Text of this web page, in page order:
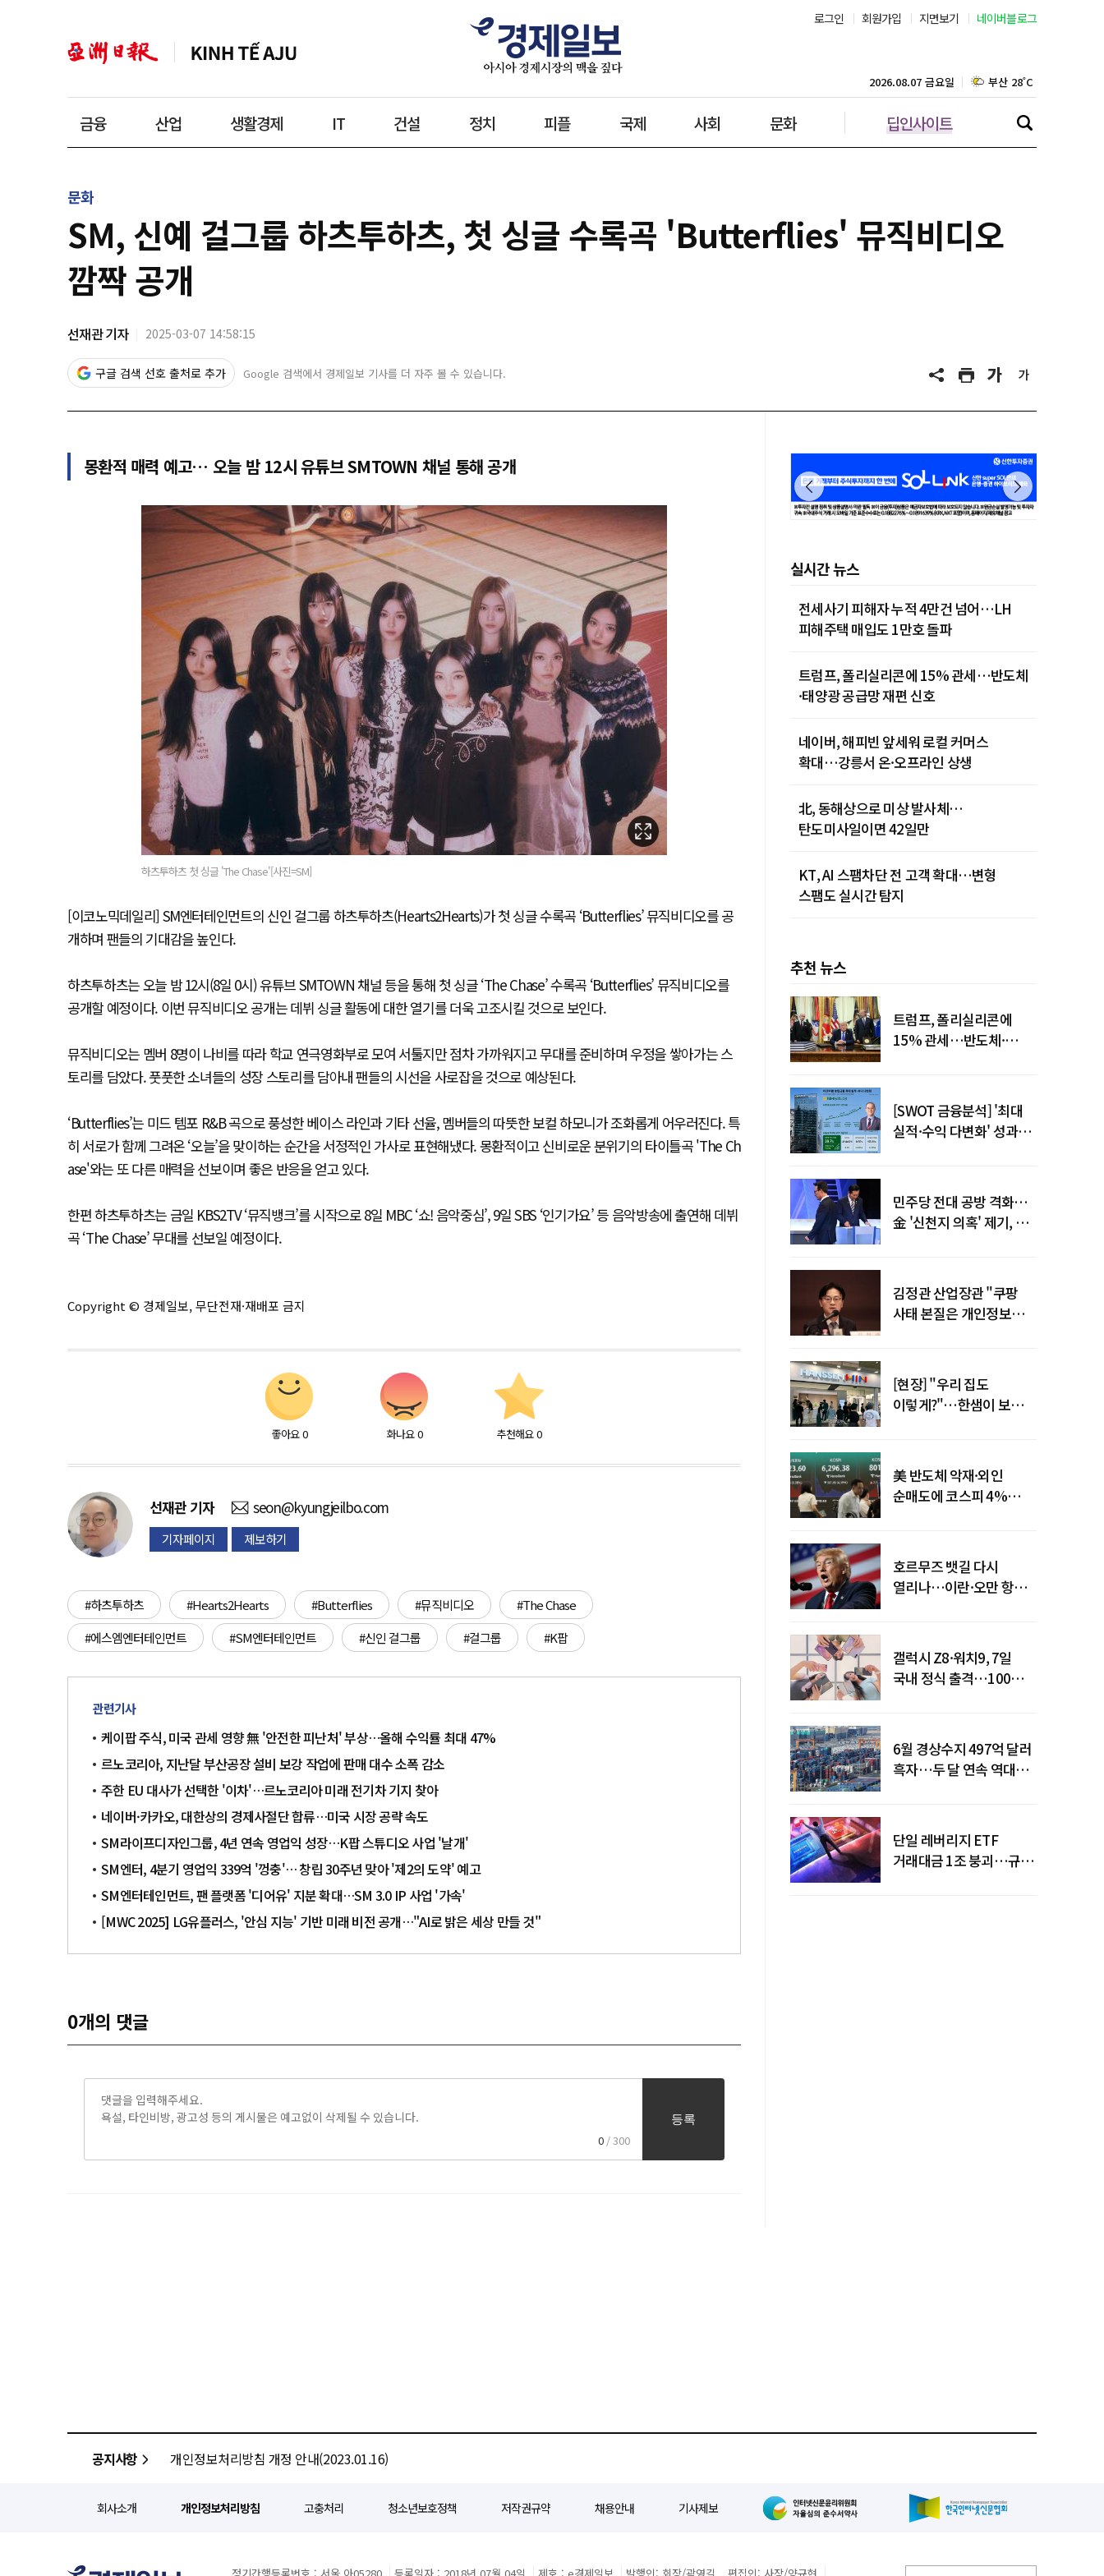
로그인 회원가입 지면보기 네이버블로그
금융 산업 생활경제 IT 건설 정치 피플 국제 사회 문화 딥인사이트
2026.08.07 금요일 대구 28˚C
인천 28˚C
울산 27˚C
문화
SM, 신예 걸그룹 하츠투하츠, 첫 싱글 수록곡 'Butterflies' 뮤직비디오
깜짝 공개
선재관 기자 2025-03-07 14:58:15
구글 검색 선호 출처로 추가 Google 검색에서 경제일보 기사를 더 자주 볼 수 있습니다.
몽환적 매력 예고… 오늘 밤 12시 유튜브 SMTOWN 채널 통해 공개
하츠투하츠 첫 싱글 'The Chase'[사진=SM]
[이코노믹데일리] SM엔터테인먼트의 신인 걸그룹 하츠투하츠(Hearts2Hearts)가 첫 싱글 수록곡 ‘Butterflies’ 뮤직비디오를 공
개하며 팬들의 기대감을 높인다.
하츠투하츠는 오늘 밤 12시(8일 0시) 유튜브 SMTOWN 채널 등을 통해 첫 싱글 ‘The Chase’ 수록곡 ‘Butterflies’ 뮤직비디오를
공개할 예정이다. 이번 뮤직비디오 공개는 데뷔 싱글 활동에 대한 열기를 더욱 고조시킬 것으로 보인다.
뮤직비디오는 멤버 8명이 나비를 따라 학교 연극영화부로 모여 서툴지만 점차 가까워지고 무대를 준비하며 우정을 쌓아가는 스
토리를 담았다. 풋풋한 소녀들의 성장 스토리를 담아내 팬들의 시선을 사로잡을 것으로 예상된다.
‘Butterflies’는 미드 템포 R&B 곡으로 풍성한 베이스 라인과 기타 선율, 멤버들의 따뜻한 보컬 하모니가 조화롭게 어우러진다. 특
히 서로가 함께 그려온 ‘오늘’을 맞이하는 순간을 서정적인 가사로 표현해냈다. 몽환적이고 신비로운 분위기의 타이틀곡 'The Ch
ase'와는 또 다른 매력을 선보이며 좋은 반응을 얻고 있다.
한편 하츠투하츠는 금일 KBS2TV ‘뮤직뱅크’를 시작으로 8일 MBC ‘쇼! 음악중심’, 9일 SBS ‘인기가요’ 등 음악방송에 출연해 데뷔
곡 ‘The Chase’ 무대를 선보일 예정이다.
Copyright © 경제일보, 무단전재·재배포 금지
좋아요 0 화나요 0 추천해요 0
선재관 기자 seon@kyungjeilbo.com
기자페이지 제보하기
#하츠투하츠 #Hearts2Hearts #Butterflies #뮤직비디오
#The Chase
#에스엠엔터테인먼트
#SM엔터테인먼트 #신인 걸그룹 #걸그룹 #K팝
관련기사
케이팝 주식, 미국 관세 영향 無 '안전한 피난처' 부상…올해 수익률 최대 47%
르노코리아, 지난달 부산공장 설비 보강 작업에 판매 대수 소폭 감소
주한 EU 대사가 선택한 '이차'…르노코리아 미래 전기차 기지 찾아
네이버·카카오, 대한상의 경제사절단 합류…미국 시장 공략 속도
SM라이프디자인그룹, 4년 연속 영업익 성장…K팝 스튜디오 사업 '날개'
SM엔터, 4분기 영업익 339억 '껑충'… 창립 30주년 맞아 '제2의 도약' 예고
SM엔터테인먼트, 팬 플랫폼 '디어유' 지분 확대…SM 3.0 IP 사업 '가속'
[MWC 2025] LG유플러스, '안심 지능' 기반 미래 비전 공개…"AI로 밝은 세상 만들 것"
0개의 댓글
0 / 300
등록
실시간 뉴스
전세사기 피해자 누적 4만건 넘어…LH
피해주택 매입도 1만호 돌파
트럼프, 폴리실리콘에 15% 관세…반도체
·태양광 공급망 재편 신호
네이버, 해피빈 앞세워 로컬 커머스
확대…강릉서 온·오프라인 상생
北, 동해상으로 미상 발사체…
탄도미사일이면 42일만
KT, AI 스팸차단 전 고객 확대…변형
스팸도 실시간 탐지
추천 뉴스
트럼프, 폴리실리콘에
15% 관세…반도체·
[SWOT 금융분석] '최대
실적·수익 다변화' 성과…
민주당 전대 공방 격화…
金 '신천지 의혹' 제기, 鄭
김정관 산업장관 "쿠팡
사태 본질은 개인정보
[현장] "우리 집도
이렇게?"…한샘이 보여준
美 반도체 악재·외인
순매도에 코스피 4%
호르무즈 뱃길 다시
열리나…이란·오만 항로
갤럭시 Z8·워치9, 7일
국내 정식 출격…100개국
6월 경상수지 497억 달러
흑자…두 달 연속 역대
단일 레버리지 ETF
거래대금 1조 붕괴…규제
공지사항 개인정보처리방침 개정 안내(2023.01.16)
회사소개 개인정보처리방침 고충처리 청소년보호정책 저작권규약 채용안내 기사제보